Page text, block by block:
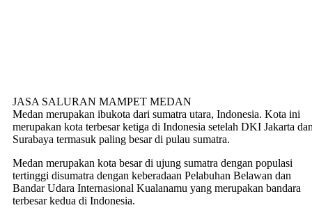
JASA SALURAN MAMPET MEDAN
Medan merupakan ibukota dari sumatra utara, Indonesia. Kota ini
merupakan kota terbesar ketiga di Indonesia setelah DKI Jakarta
Surabaya termasuk paling besar di pulau sumatra.
Medan merupakan kota besar di ujung sumatra dengan populasi
tertinggi disumatra dengan keberadaan Pelabuhan Belawan dan
Bandar Udara Internasional Kualanamu yang merupakan bandara
terbesar kedua di Indonesia.